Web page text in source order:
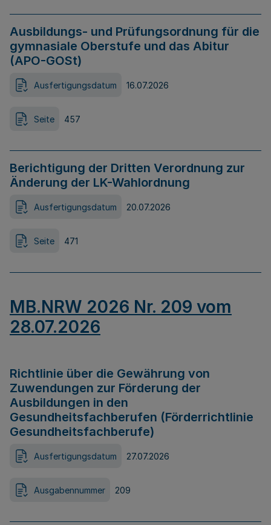
Ausbildungs- und Prüfungsordnung für die
gymnasiale Oberstufe und das Abitur
(APO-GOSt)
Ausfertigungsdatum 16.07.2026
Seite 457
Berichtigung der Dritten Verordnung zur
Änderung der LK-Wahlordnung
Ausfertigungsdatum 20.07.2026
Seite 471
MB.NRW 2026 Nr. 209 vom
28.07.2026
Richtlinie über die Gewährung von
Zuwendungen zur Förderung der
Ausbildungen in den
Gesundheitsfachberufen (Förderrichtlinie
Gesundheitsfachberufe)
Ausfertigungsdatum 27.07.2026
Ausgabennummer 209